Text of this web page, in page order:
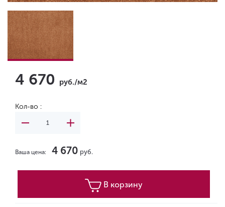
4 670 руб./м2
Кол-во :
Ваша цена: 4 670 руб.
В корзину